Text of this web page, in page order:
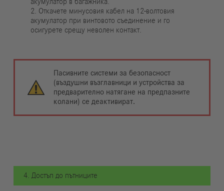
акумулатор в багажника.
2. Откачете минусовия кабел на 12-волтовия
акумулатор при винтовото съединение и го
осигурете срещу неволен контакт.
Пасивните системи за безопасност
(въздушни възглавници и устройства за
предварително натягане на предпазните
колани) се деактивират.
4. Достъп до пътниците